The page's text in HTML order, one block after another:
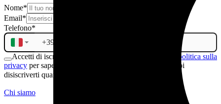
Nome*
Email*
Telefono*
Accetti di iscriverti alla newsletter. Consulta la nostra
politica sulla
privacy per sapere di più sul trattamento dei tuoi dati. Puoi
disiscriverti quando vuoi.
Chi siamo